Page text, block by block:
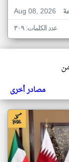
Aug 08, 2026
عدد الكلمات: ٣٠٩
مصادر أخرى